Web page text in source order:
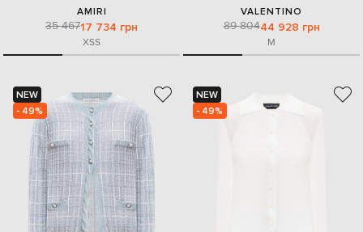
AMIRI
35 46717 734 грн
XSS
VALENTINO
89 80444 928 грн
M
NEW
- 49%
NEW
- 49%